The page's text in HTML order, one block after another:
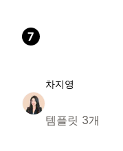
7
차지영
템플릿 3개